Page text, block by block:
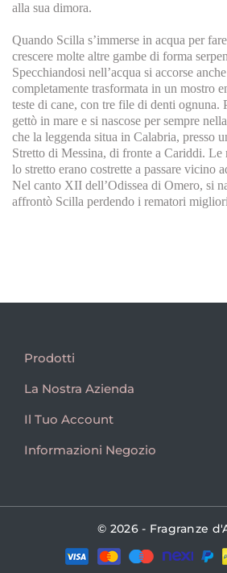
alla sua dimora.
Quando Scilla s’immerse in acqua per
crescere molte altre gambe di forma
Specchiandosi nell’acqua si accorse
completamente trasformata in un mostro
teste di cane, con tre file di denti ognuna.
gettò in mare e si nascose per sempre
che la leggenda situa in Calabria, presso
Stretto di Messina, di fronte a Cariddi. Le
lo stretto erano costrette a passare vicino
Nel canto XII dell’Odissea di Omero, si
affrontò Scilla perdendo i rematori
Prodotti
La Nostra Azienda
Il Tuo Account
Informazioni Negozio
© 2026 - Fragranze